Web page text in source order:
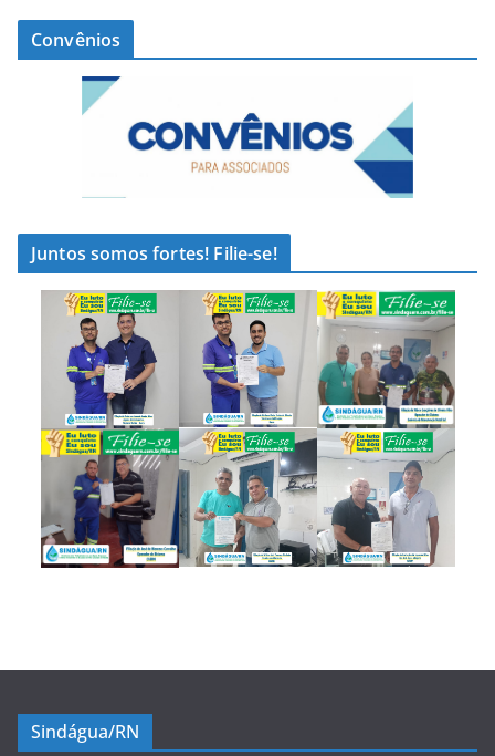
Convênios
Juntos somos fortes! Filie-se!
Sindágua/RN